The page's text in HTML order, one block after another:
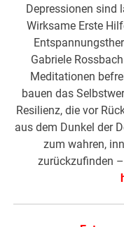
Depressionen sind
Wirksame Erste
Gabriele
Meditationen
bauen das
Resilienz, die vor
aus dem Dunkel der
zum wahren,
zurückzufinden